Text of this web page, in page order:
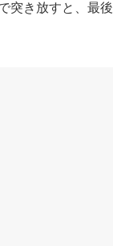
突き放すと、最後